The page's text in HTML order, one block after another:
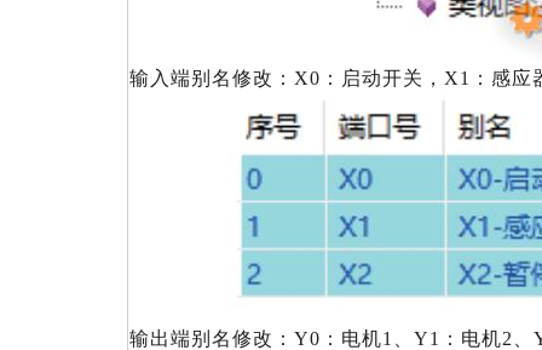
输入端别名修改：X0：启动开关，X1：感应
输出端别名修改：Y0：电机1、Y1：电机2、